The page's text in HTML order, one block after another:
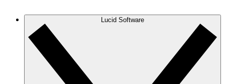
Lucid Software